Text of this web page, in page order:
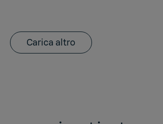
Carica altro